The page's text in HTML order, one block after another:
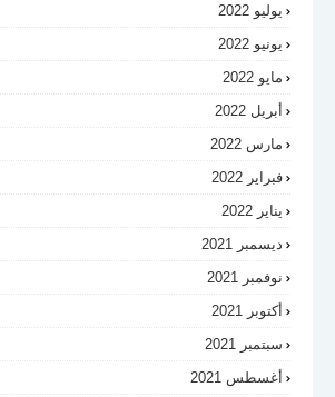
يوليو 2022
يونيو 2022
مايو 2022
أبريل 2022
مارس 2022
فبراير 2022
يناير 2022
ديسمبر 2021
نوفمبر 2021
أكتوبر 2021
سبتمبر 2021
أغسطس 2021